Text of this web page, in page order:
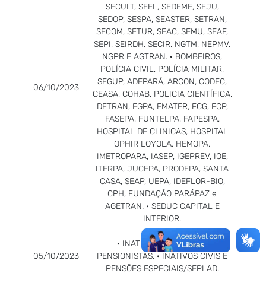
06/10/2023
SECULT, SEEL, SEDEME, SEJU,
SEDOP, SESPA, SEASTER, SETRAN,
SECOM, SETUR, SEAC, SEMU, SEAF,
SEPI, SEIRDH, SECIR, NGTM, NEPMV,
NGPR E AGTRAN. · BOMBEIROS,
POLÍCIA CIVIL, POLÍCIA MILITAR,
SEGUP, ADEPARÁ, ARCON, CODEC,
CEASA, COHAB, POLICIA CIENTÍFICA,
DETRAN, EGPA, EMATER, FCG, FCP,
FASEPA, FUNTELPA, FAPESPA,
HOSPITAL DE CLINICAS, HOSPITAL
OPHIR LOYOLA, HEMOPA,
IMETROPARA, IASEP, IGEPREV, IOE,
ITERPA, JUCEPA, PRODEPA, SANTA
CASA, SEAP, UEPA, IDEFLOR-BIO,
CPH, FUNDAÇÃO PARÁPAZ e
AGETRAN. · SEDUC CAPITAL E
INTERIOR.
05/10/2023
· INATIVOS MILITARES E
PENSIONISTAS. · INATIVOS CIVIS E
PENSÕES ESPECIAIS/SEPLAD.